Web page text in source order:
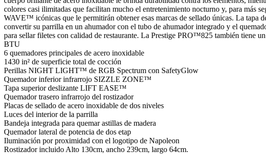
colores casi ilimitadas que facilitan mucho el entretenimiento nocturno y, para más
WAVE™ icónicas que le permitirán obtener esas marcas de sellado únicas. La tapa
convertir su parrilla en un ahumador con el tubo de ahumador integrado y el
para sellar filetes con calidad de restaurante. La Prestige PRO™825 también tiene
BTU
6 quemadores principales de acero inoxidable
1430 in² de superficie total de cocción
Perillas NIGHT LIGHT™ de RGB Spectrum con SafetyGlow
Quemador inferior infrarrojo SIZZLE ZONE™
Tapa superior deslizante LIFT EASE™
Quemador trasero infrarrojo del rostizador
Placas de sellado de acero inoxidable de dos niveles
Luces del interior de la parrilla
Bandeja integrada para quemar astillas de madera
Quemador lateral de potencia de dos etap
Iluminación por proximidad con el logotipo de Napoleon
Rostizador incluido Alto 130cm, ancho 239cm, largo 64cm.